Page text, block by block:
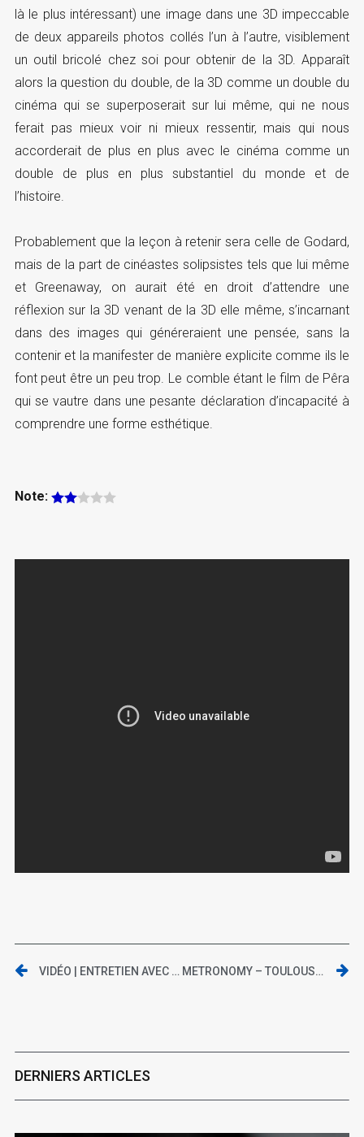
là le plus intéressant) une image dans une 3D impeccable
de deux appareils photos collés l’un à l’autre, visiblement
un outil bricolé chez soi pour obtenir de la 3D. Apparaît
alors la question du double, de la 3D comme un double du
cinéma qui se superposerait sur lui même, qui ne nous
ferait pas mieux voir ni mieux ressentir, mais qui nous
accorderait de plus en plus avec le cinéma comme un
double de plus en plus substantiel du monde et de
l’histoire.
Probablement que la leçon à retenir sera celle de Godard,
mais de la part de cinéastes solipsistes tels que lui même
et Greenaway, on aurait été en droit d’attendre une
réflexion sur la 3D venant de la 3D elle même, s’incarnant
dans des images qui généreraient une pensée, sans la
contenir et la manifester de manière explicite comme ils le
font peut être un peu trop. Le comble étant le film de Pêra
qui se vautre dans une pesante déclaration d’incapacité à
comprendre une forme esthétique.
Note:
VIDÉO | ENTRETIEN AVEC CLAUS DREXEL, RÉALISATEUR DE « AU BORD DU MONDE » METRONOMY – TOULOUSE, LE ZÉNITH – 25 AVRIL 2014
DERNIERS ARTICLES